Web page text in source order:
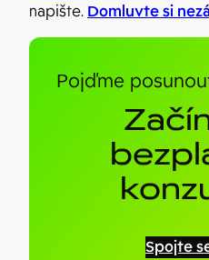
napište. Domluvte si
Pojďme
Spojte